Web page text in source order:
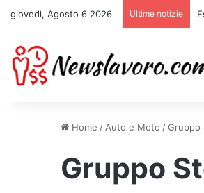
giovedì, Agosto 6 2026 Ultime notizie
Home / Auto e Moto /Gruppo
Gruppo